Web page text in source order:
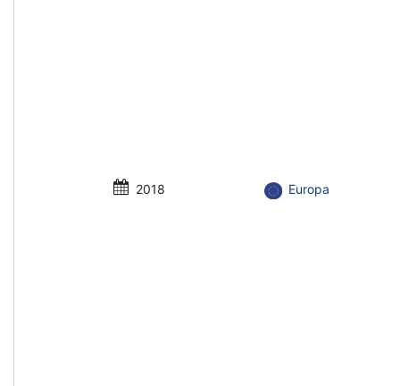
2018 Europa